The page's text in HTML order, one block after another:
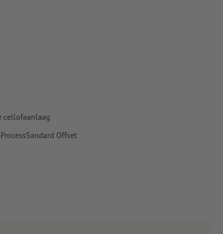
cellofaanlaag
Offset